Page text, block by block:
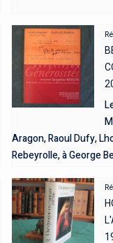
Aragon, Raoul Dufy,
Rebeyrolle, à George